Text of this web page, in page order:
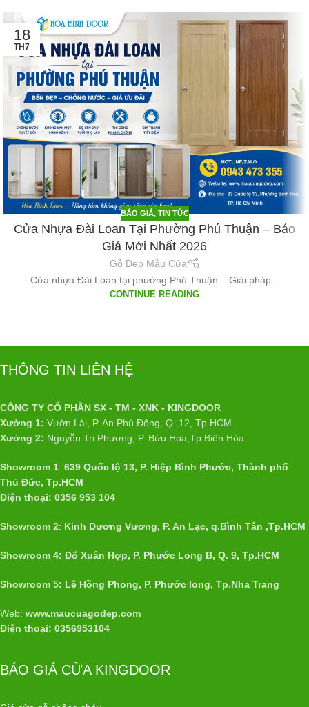
18
TH7
BÁO GIÁ, TIN TỨC
Cửa Nhựa Đài Loan Tại Phường Phú Thuận – Báo
Giá Mới Nhất 2026
Gỗ Đẹp Mẫu Cửa
Cửa nhựa Đài Loan tại phường Phú Thuận – Giải pháp...
CONTINUE READING
THÔNG TIN LIÊN HỆ
CÔNG TY CỔ PHẦN SX - TM - XNK - KINGDOOR
Xưởng 1: Vườn Lài, P. An Phú Đông, Q. 12, Tp.HCM
Xưởng 2: Nguyễn Tri Phương, P. Bửu Hòa,Tp.Biên Hòa
Showroom 1: 639 Quốc lộ 13, P. Hiệp Bình Phước, Thành phố
Thủ Đức, Tp.HCM
Điện thoại: 0356 953 104
Showroom 2: Kinh Dương Vương, P. An Lạc, q.Bình Tân ,Tp.HCM
Showroom 4: Đổ Xuân Hợp, P. Phước Long B, Q. 9, Tp.HCM
Showroom 5: Lê Hồng Phong, P. Phước long, Tp.Nha Trang
Web: www.maucuagodep.com
Điện thoại: 0356953104
BÁO GIÁ CỬA KINGDOOR